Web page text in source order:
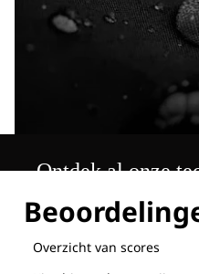
Ontdek al onze